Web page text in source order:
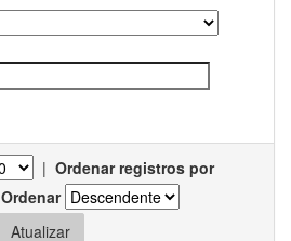
| Ordenar registros por
Ordenar